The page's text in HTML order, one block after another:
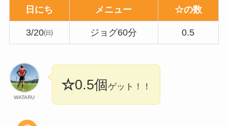
日にち メニュー ☆の数
3/20㈰ ジョグ60分 0.5
WATARU
☆0.5個ゲット！！